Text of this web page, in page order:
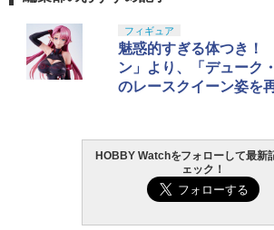
LL 草薙素子 約
￥9,000
フィギュア
魅惑的すぎる体つき！
ン」より、「デューク
のレースクイーン姿を
HOBBY Watchをフォローして最新
ェック！